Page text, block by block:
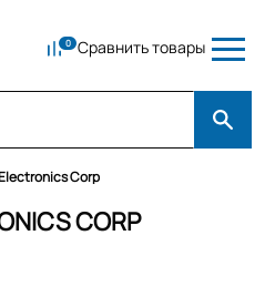
Сравнить товары
Corp
CORP